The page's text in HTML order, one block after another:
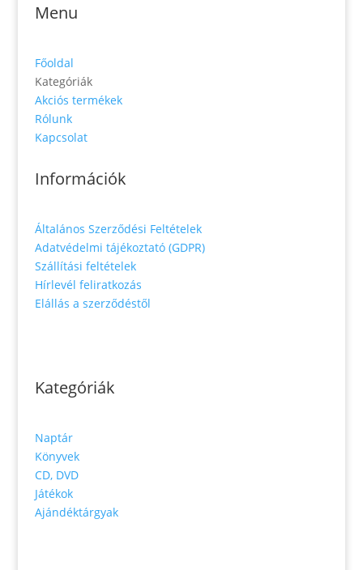
Menu
Főoldal
Kategóriák
Akciós termékek
Rólunk
Kapcsolat
Információk
Általános Szerződési Feltételek
Adatvédelmi tájékoztató (GDPR)
Szállítási feltételek
Hírlevél feliratkozás
Elállás a szerződéstől
Kategóriák
Naptár
Könyvek
CD, DVD
Játékok
Ajándéktárgyak